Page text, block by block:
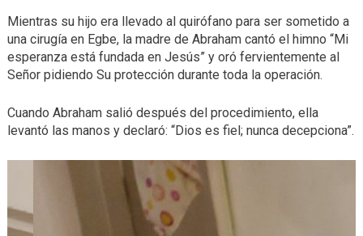
Mientras su hijo era llevado al quirófano para ser sometido a
una cirugía en Egbe, la madre de Abraham cantó el himno “Mi
esperanza está fundada en Jesús” y oró fervientemente al
Señor pidiendo Su protección durante toda la operación.
Cuando Abraham salió después del procedimiento, ella
levantó las manos y declaró: “Dios es fiel; nunca decepciona”.